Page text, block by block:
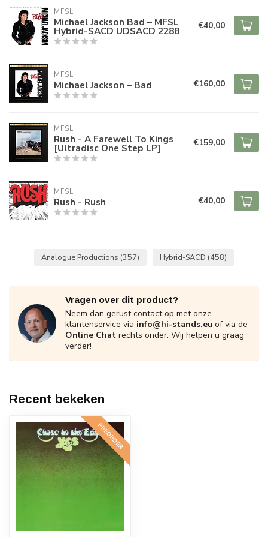
MFSL
Michael Jackson Bad – MFSL
Hybrid-SACD UDSACD 2288 €40,00
MFSL
Michael Jackson – Bad €160,00
MFSL
Rush - A Farewell To Kings
[Ultradisc One Step LP] €159,00
MFSL
Rush - Rush €40,00
Analogue Productions (357) Hybrid-SACD (458)
Vragen over dit product?
Neem dan gerust contact op met onze
klantenservice via info@hi-stands.eu of via de
Online Chat rechts onder. Wij helpen u graag
verder!
Recent bekeken
PREORDER